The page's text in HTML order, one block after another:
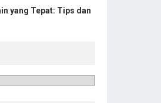
yang Tepat: Tips dan